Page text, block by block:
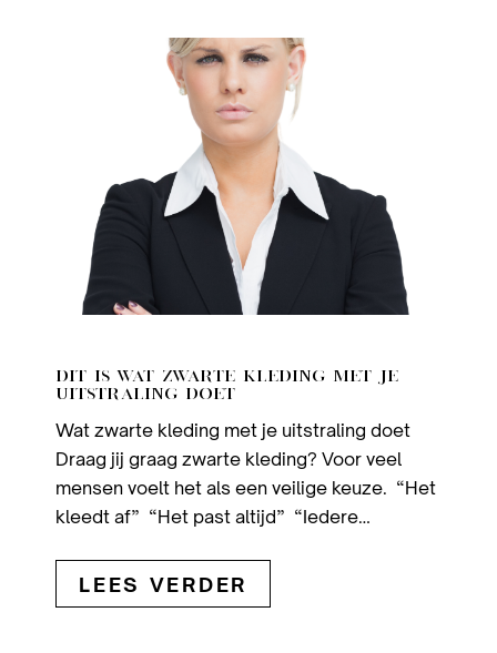
DIT IS WAT ZWARTE KLEDING MET JE
UITSTRALING DOET
Wat zwarte kleding met je uitstraling doet
Draag jij graag zwarte kleding? Voor veel
mensen voelt het als een veilige keuze. “Het
kleedt af” “Het past altijd” “Iedere…
LEES VERDER